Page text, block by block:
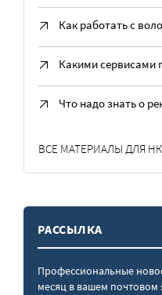
Как работать с
Какими сервисами
Что надо знать о
ВСЕ МАТЕРИАЛЫ ДЛЯ
РАССЫЛКА
Профессиональные
месяц в вашем